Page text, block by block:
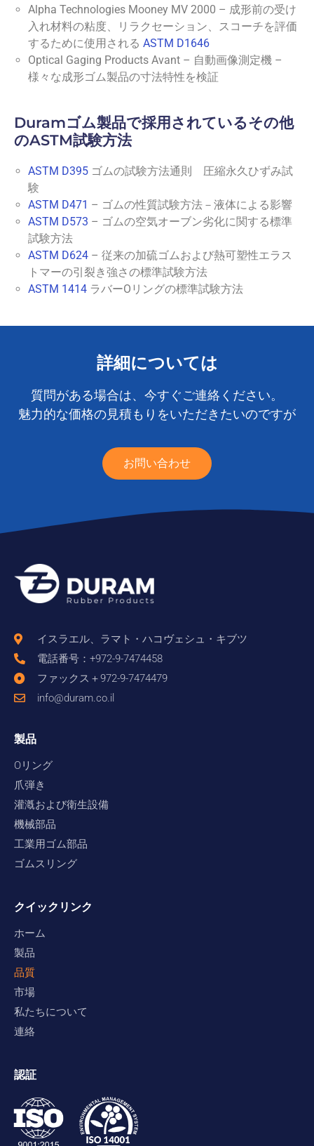
Alpha Technologies Mooney MV 2000 – 成形前の受け
入れ材料の粘度、リラクセーション、スコーチを評価
するために使用される ASTM D1646
Optical Gaging Products Avant – 自動画像測定機 –
様々な成形ゴム製品の寸法特性を検証
Duramゴム製品で採用されているその他
のASTM試験方法
ASTM D395 ゴムの試験方法通則 圧縮永久ひずみ試
験
ASTM D471 – ゴムの性質試験方法－液体による影響
ASTM D573 – ゴムの空気オーブン劣化に関する標準
試験方法
ASTM D624 – 従来の加硫ゴムおよび熱可塑性エラス
トマーの引裂き強さの標準試験方法
ASTM 1414 ラバーOリングの標準試験方法
詳細については
質問がある場合は、今すぐご連絡ください。
魅力的な価格の見積もりをいただきたいのですが
お問い合わせ
イスラエル、ラマト・ハコヴェシュ・キブツ
電話番号：+972-9-7474458
ファックス＋972-9-7474479
info@duram.co.il
製品
Oリング
爪弾き
灌漑および衛生設備
機械部品
工業用ゴム部品
ゴムスリング
クイックリンク
ホーム
製品
品質
市場
私たちについて
連絡
認証